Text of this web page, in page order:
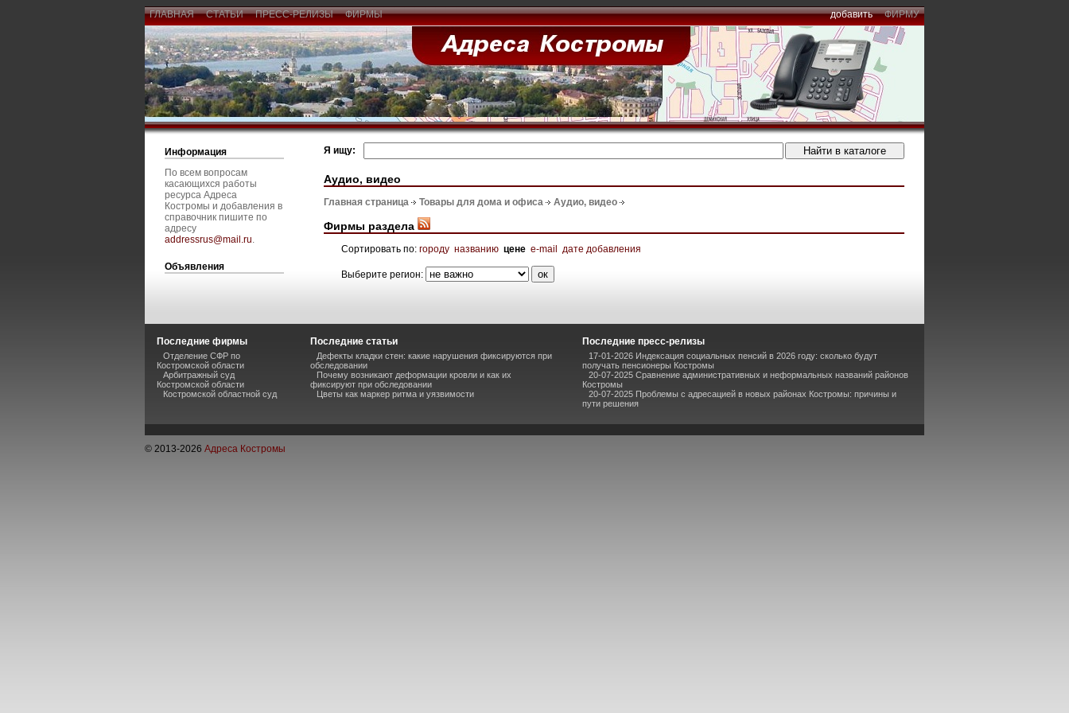
ГЛАВНАЯ СТАТЬИ ПРЕСС-РЕЛИЗЫ ФИРМЫ добавить ФИРМУ
Информация
По всем вопросам
касающихся работы
ресурса Адреса
Костромы и добавления в
справочник пишите по
адресу
addressrus@mail.ru.
Объявления
Я ищу:
Аудио, видео
Главная страница Товары для дома и офиса Аудио, видео
Фирмы раздела
Сортировать по: городу названию цене e-mail дате добавления
Выберите регион:
Последние фирмы
Отделение СФР по
Костромской области
Арбитражный суд
Костромской области
Костромской областной суд
Последние статьи
Дефекты кладки стен: какие нарушения фиксируются при
обследовании
Почему возникают деформации кровли и как их
фиксируют при обследовании
Цветы как маркер ритма и уязвимости
Последние пресс-релизы
17-01-2026 Индексация социальных пенсий в 2026 году: сколько будут
получать пенсионеры Костромы
20-07-2025 Сравнение административных и неформальных названий районов
Костромы
20-07-2025 Проблемы с адресацией в новых районах Костромы: причины и
пути решения
© 2013-2026 Адреса Костромы